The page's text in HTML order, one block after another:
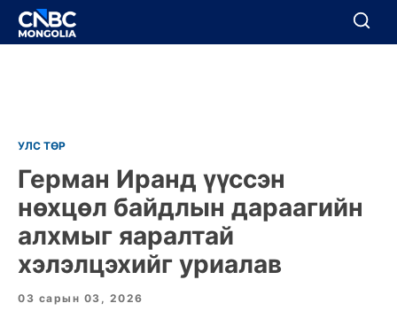
BREAKING
Цуцлах
УЛС ТӨР
Герман Иранд үүссэн
нөхцөл байдлын дараагийн
алхмыг яаралтай
хэлэлцэхийг уриалав
03 сарын 03, 2026